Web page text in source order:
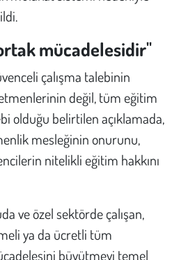
mücadelesidir"
çalışma talebinin
değil, tüm eğitim
olduğu belirtilen açıklamada,
mesleğinin onurunu,
nitelikli eğitim hakkını
ve özel sektörde çalışan,
ya da ücretli tüm
büyütmeyi temel